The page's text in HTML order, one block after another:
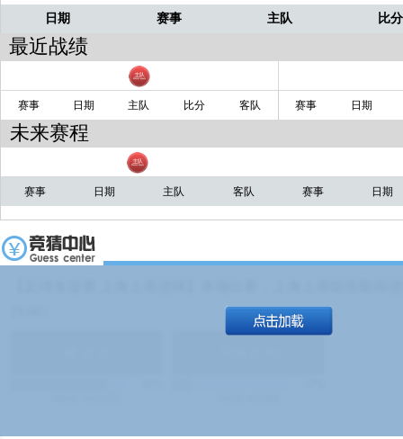
日期 赛事 主队 比分
最近战绩
赛事 日期 主队 比分 客队 赛事 日期
未来赛程
赛事 日期 主队 客队 赛事 日期